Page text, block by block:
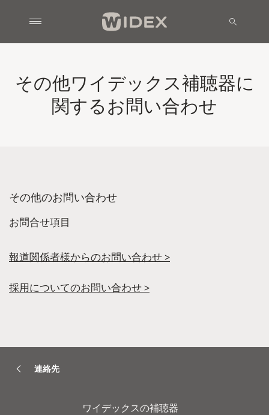
その他ワイデックス補聴器に
関するお問い合わせ
その他のお問い合わせ
お問合せ項目
報道関係者様からのお問い合わせ >
採用についてのお問い合わせ >
連絡先
ワイデックスの補聴器